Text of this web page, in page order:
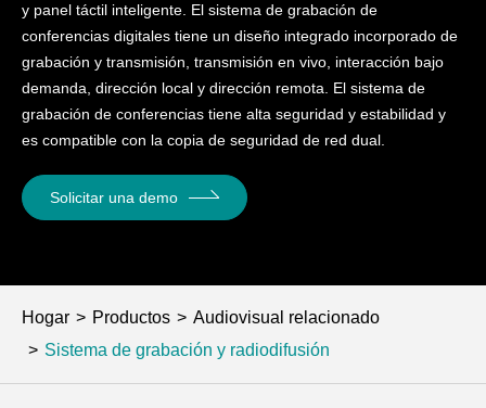
y panel táctil inteligente. El sistema de grabación de
conferencias digitales tiene un diseño integrado incorporado de
grabación y transmisión, transmisión en vivo, interacción bajo
demanda, dirección local y dirección remota. El sistema de
grabación de conferencias tiene alta seguridad y estabilidad y
es compatible con la copia de seguridad de red dual.
Solicitar una demo
Hogar Productos
Audiovisual relacionado
Sistema de grabación y radiodifusión